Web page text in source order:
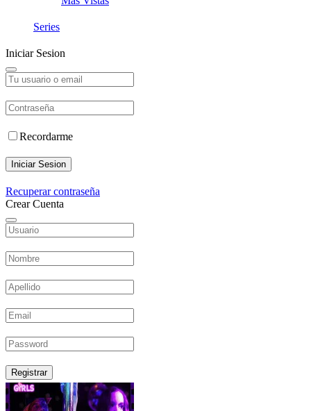
Series
Iniciar Sesion
Recordarme
Iniciar Sesion
Recuperar contraseña
Crear Cuenta
Registrar